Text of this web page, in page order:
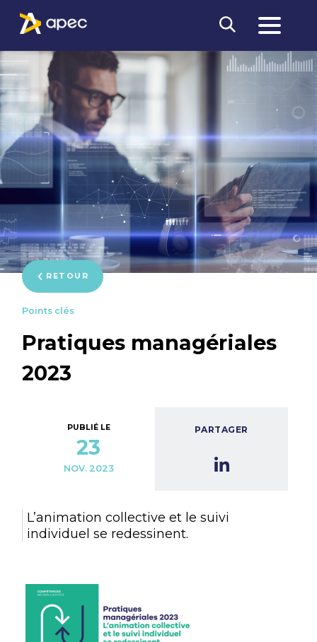
RETOUR
Points clés
Pratiques managériales
2023
PUBLIÉ LE
23
NOV. 2023
PARTAGER
L’animation collective et le suivi
individuel se redessinent.